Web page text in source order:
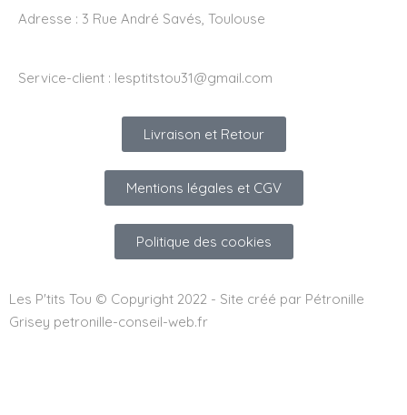
Adresse : 3 Rue André Savés, Toulouse
Service-client : lesptitstou31@gmail.com
Livraison et Retour
Mentions légales et CGV
Politique des cookies
Les P'tits Tou © Copyright 2022 - Site créé par Pétronille
Grisey petronille-conseil-web.fr